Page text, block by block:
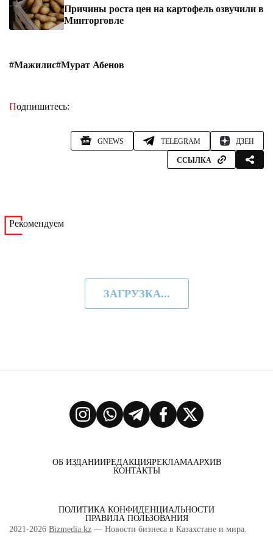
Причины роста цен на картофель озвучили в
Минторговле
#Мажилис#Мурат Абенов
Подпишитесь:
GNEWS TELEGRAM ДЗЕН
ССЫЛКА
Рекомендуем
ЗАГРУЗКА...
ОБ ИЗДАНИИРЕДАКЦИЯРЕКЛАМААРХИВ
КОНТАКТЫ
ПОЛИТИКА КОНФИДЕНЦИАЛЬНОСТИ
ПРАВИЛА ПОЛЬЗОВАНИЯ
2021-2026 Bizmedia.kz — Новости бизнеса в Казахстане и мира.